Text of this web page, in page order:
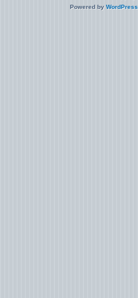
Powered by WordPress